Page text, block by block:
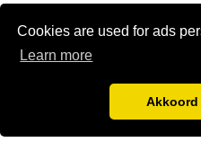
Cookies are used for ads
Learn more
Akkoord